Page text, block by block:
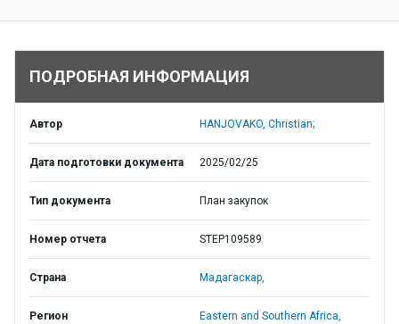
ПОДРОБНАЯ ИНФОРМАЦИЯ
Автор HANJOVAKO, Christian;
Дата подготовки документа 2025/02/25
Тип документа План закупок
Номер отчета STEP109589
Страна Мадагаскар,
Регион Eastern and Southern Africa,